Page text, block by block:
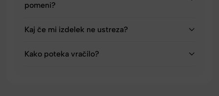
pomeni?
Kaj če mi izdelek ne ustreza?
Kako poteka vračilo?